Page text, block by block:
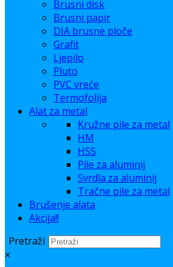
Brusni disk
Brusni papir
DIA brusne ploče
Grafit
Ljepilo
Pluto
PVC vreće
Termofolija
Alat za metal
Kružne pile za metal
HM
HSS
Pile za aluminij
Svrdla za aluminij
Tračne pile za metal
Brušenje alata
Akcija!!
Pretraži
×